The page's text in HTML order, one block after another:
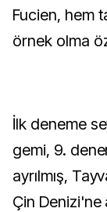
Fucien, hem
örnek olma
İlk deneme
gemi, 9.
ayrılmış,
Çin Denizi'ne